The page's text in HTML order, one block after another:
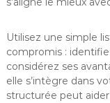
Utilisez une simple
compromis :
considérez ses
elle s’intègre dans
structurée peut